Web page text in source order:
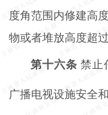
度角范围内修建高
物或者堆放高度超
第十六条禁止
广播电视设施安全